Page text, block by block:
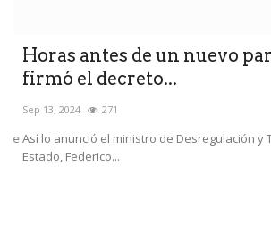
Horas antes de un nuevo
firmó el decreto...
Sep 13, 2024 271
Así lo anunció el ministro de Desregulación y
Estado, Federico...